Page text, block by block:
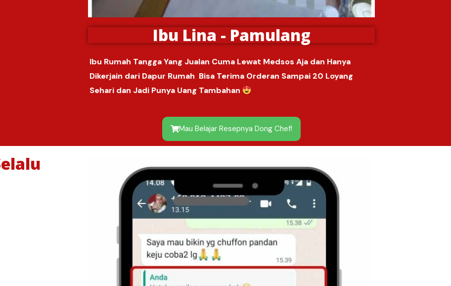
Ibu Lina - Pamulang
Ibu Rumah Tangga Yang Jualan Cuma Lewat Medsos Aja dan Hanya
Dikerjain dari Dapur Rumah Bisa Terima Orderan Sampai 20 Loyang
Sehari dan Jadi Punya Uang Tambahan
Mau Belajar Resepnya Dong Chef!